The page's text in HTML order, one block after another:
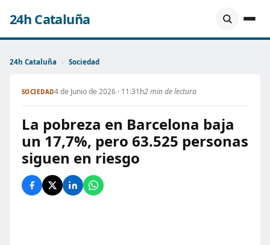
24h Cataluña
24h Cataluña › Sociedad
SOCIEDAD4 de Junio de 2026 · 11:31h2 min de lectura
La pobreza en Barcelona baja
un 17,7%, pero 63.525 personas
siguen en riesgo